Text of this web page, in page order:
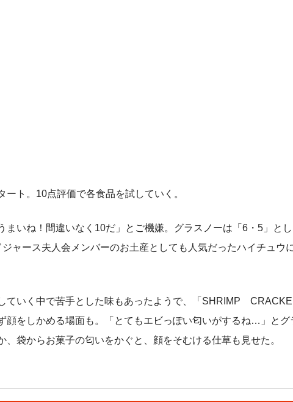
ート。10点評価で各食品を試していく。
いね！間違いなく10だ」とご機嫌。グラスノーは「6・5」と
ャース夫人会メンバーのお土産としても人気だったハイチュウ
いく中で苦手とした味もあったようで、「SHRIMP
顔をしかめる場面も。「とてもエビっぽい匂いがするね…」とグ
袋からお菓子の匂いをかぐと、顔をそむける仕草も見せた。